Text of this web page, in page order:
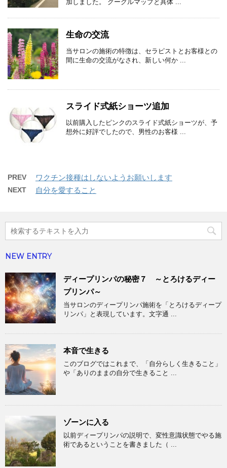
加しました。 グーグルマップと具体 ...
生命の交流
当サロンの施術の特徴は、セラピストとお客様との
間に生命の交流がなされ、新しい何か ...
スライド式紙ショーツ追加
以前購入したピンクのスライド式紙ショーツが、予
想外に好評でしたので、男性のお客様 ...
PREV ワクチン接種はしないようお願いします
NEXT 自分を愛すること
NEW ENTRY
ディープリンパの秘密７ ～とろけるディー
プリンパ～
当サロンのディープリンパ施術を「とろけるディープ
リンパ」と表現しています。文字通 ...
本音で生きる
このブログではこれまで、「自分らしく生きること」
や「ありのままの自分で生きること ...
ゾーンに入る
以前ディープリンパの説明で、変性意識状態でやる施
術であるということを書きました（ ...